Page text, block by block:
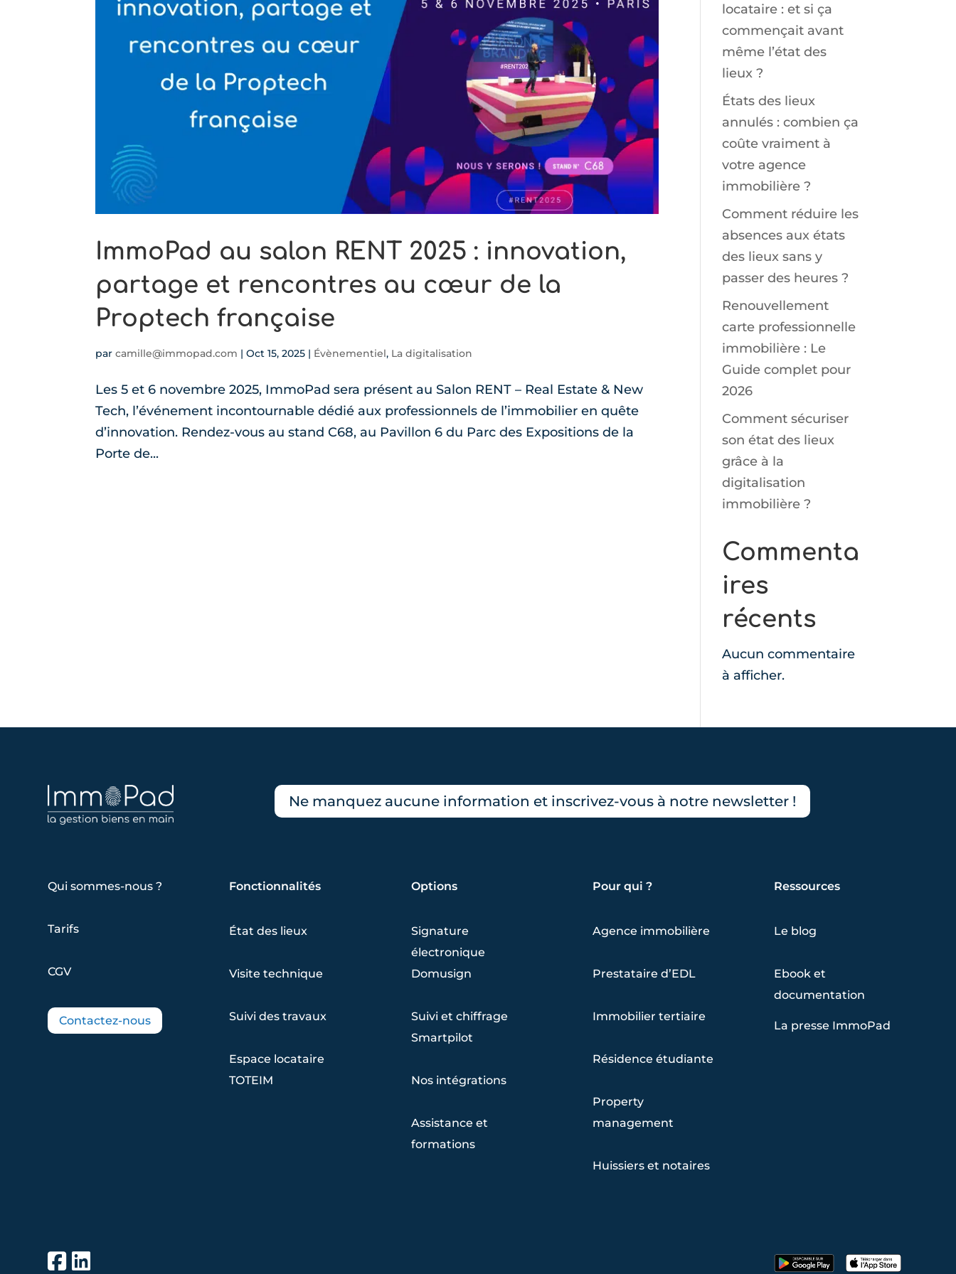
immobiliers
Espace locataire
Premium
Module IA
Connect
Assistance
et
formations
Nos
intégrations
ImmoPad au salon RENT 2025 : innovation,
partage et rencontres au cœur de la
Proptech française
parcamille@immopad.com |Oct 15, 2025 | Évènementiel, La digitalisation
Les 5 et 6 novembre 2025, ImmoPad sera présent au Salon RENT – Real Estate & New
Tech, l’événement incontournable dédié aux professionnels de l’immobilier en quête
d’innovation. Rendez-vous au stand C68, au Pavillon 6 du Parc des Expositions de la
Porte de...
locataire : et si ça
commençait avant
même l’état des
lieux ?
États des lieux
annulés : combien ça
coûte vraiment à
votre agence
immobilière ?
Comment réduire les
absences aux états
des lieux sans y
passer des heures ?
Renouvellement
carte professionnelle
immobilière : Le
Guide complet pour
2026
Comment sécuriser
son état des lieux
grâce à la
digitalisation
immobilière ?
Commenta
ires
récents
Aucun commentaire
à afficher.
Ne manquez aucune information et inscrivez-vous à notre newsletter !
Qui sommes-nous ?
Tarifs
CGV
Contactez-nous
Fonctionnalités
État des lieux
Visite technique
Suivi des travaux
Espace locataire
TOTEIM
Options
Signature
électronique
Domusign
Suivi et chiffrage
Smartpilot
Nos intégrations
Assistance et
formations
Pour qui ?
Agence immobilière
Prestataire d’EDL
Immobilier tertiaire
Résidence étudiante
Property
management
Huissiers et notaires
Ressources
Le blog
Ebook et
documentation
La presse ImmoPad